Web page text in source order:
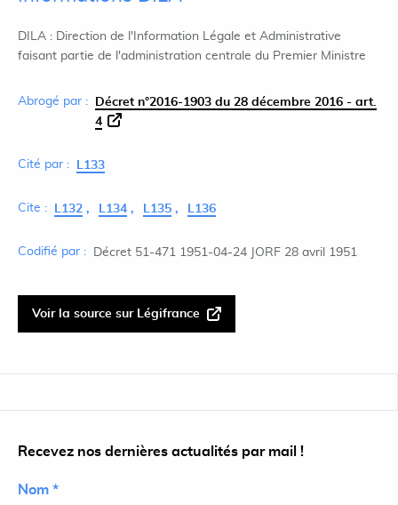
DILA : Direction de l'Information Légale et Administrative
faisant partie de l'administration centrale du Premier Ministre
Abrogé par :
Décret n°2016-1903 du 28 décembre 2016 - art.
4
Cité par : L133
Cite : L132 L134 L135 L136
Codifié par : Décret 51-471 1951-04-24 JORF 28 avril 1951
Voir la source sur Légifrance
Recevez nos dernières actualités par mail !
Nom *